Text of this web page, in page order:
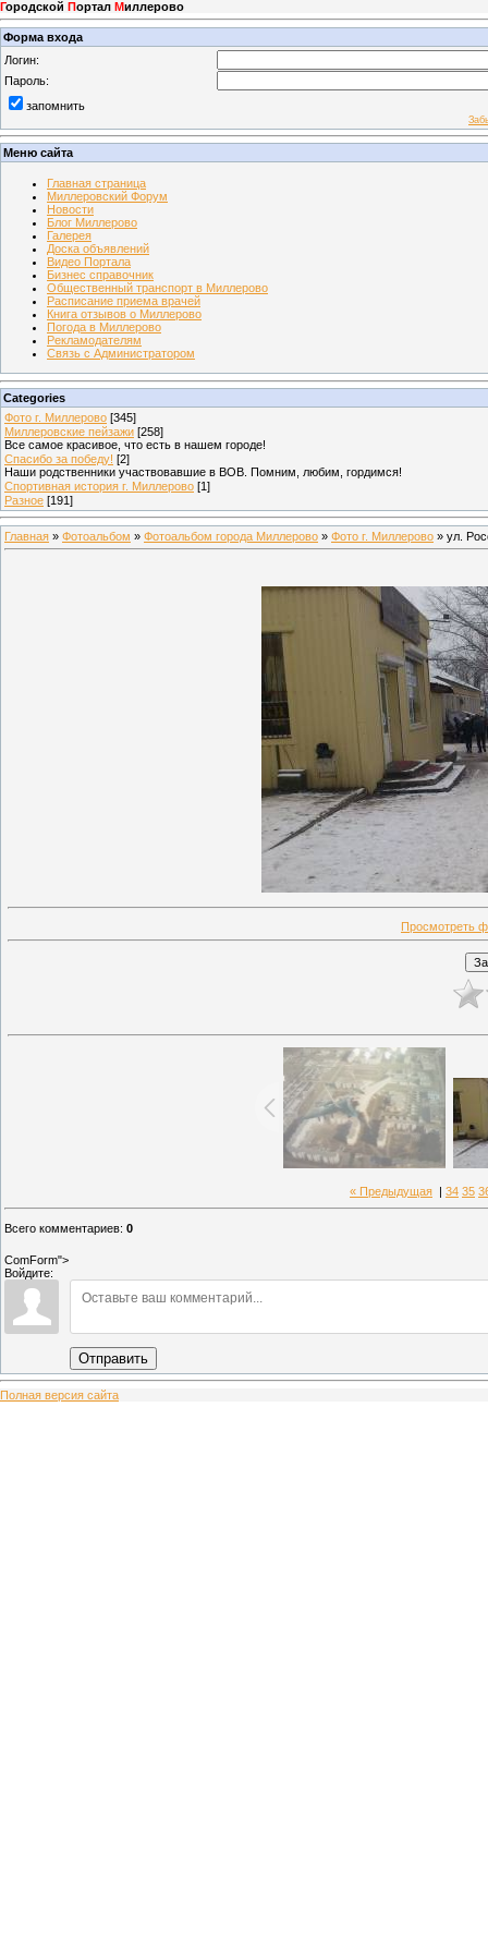
Городской Портал Миллерово
Форма входа
Логин:
Пароль:
запомнить
Меню сайта
Главная страница
Миллеровский Форум
Новости
Блог Миллерово
Галерея
Доска объявлений
Видео Портала
Бизнес справочник
Общественный транспорт в Миллерово
Расписание приема врачей
Книга отзывов о Миллерово
Погода в Миллерово
Рекламодателям
Связь с Администратором
Categories
Фото г. Миллерово [345]
Миллеровские пейзажи [258]
Все самое красивое, что есть в нашем городе!
Спасибо за победу! [2]
Наши родственники участвовавшие в ВОВ. Помним, любим, гордимся!
Спортивная история г. Миллерово [1]
Разное [191]
Главная » Фотоальбом » Фотоальбом города Миллерово » Фото г. Миллерово » ул.
Просмотреть
« Предыдущая 34 35
Всего комментариев: 0
ComForm">
Войдите:
Отправить
Полная версия сайта